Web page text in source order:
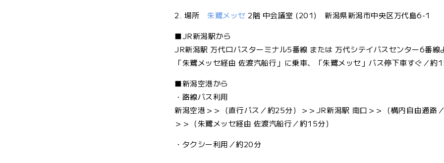
2. 場所 朱鷺メッセ 2階 中会議室 (201) 新潟県新潟市中央区万代島6-1
■JR新潟駅から
JR新潟駅 万代ロバスターミナル5番線 または 万代シテイバスセンター6番線
「朱鷺メッセ経由 佐渡汽船行」に乗車、「朱鷺メッセ」バス停下車すぐ／約
■新潟空港から
・路線バス利用
新潟空港＞＞（直行バス／約25分）＞＞JR新潟駅 南口＞＞（構内自由通
＞＞（朱鷺メッセ経由 佐渡汽船行／約15分）
・タクシー利用／約20分